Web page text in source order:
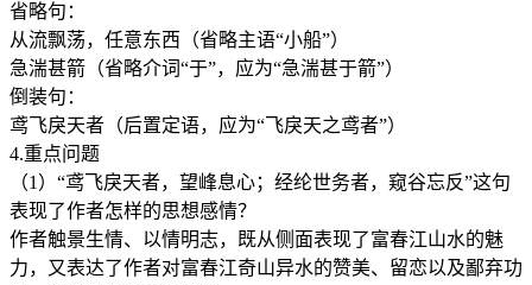
省略句：
从流飘荡，任意东西（省略主语“小船”）
急湍甚箭（省略介词“于”，应为“急湍甚于箭”）
倒装句：
鸢飞戾天者（后置定语，应为“飞戾天之鸢者”）
4.重点问题
（1）“鸢飞戾天者，望峰息心；经纶世务者，窥谷忘反”这句
表现了作者怎样的思想感情？
作者触景生情、以情明志，既从侧面表现了富春江山水的魅
力，又表达了作者对富春江奇山异水的赞美、留恋以及鄙弃功